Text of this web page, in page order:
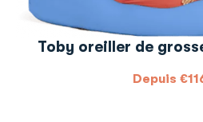
Toby oreiller de
Depuis €